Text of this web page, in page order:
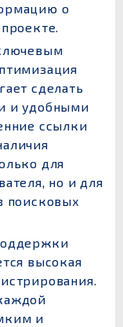
о
сделать
и удобными
ссылки
для
но и для
поисковых
высокая
и